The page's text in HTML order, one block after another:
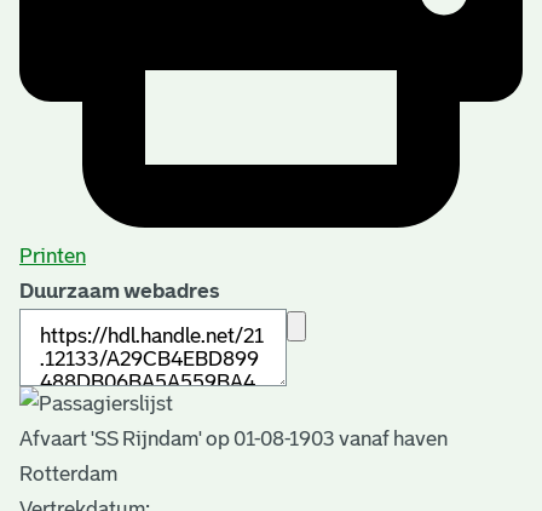
Printen
Duurzaam webadres
Afvaart 'SS Rijndam' op 01-08-1903 vanaf haven
Rotterdam